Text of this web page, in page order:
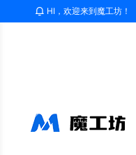
HI，欢迎来到魔工坊！